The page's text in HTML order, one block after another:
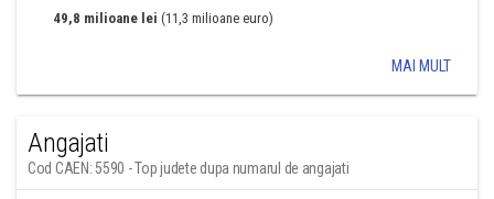
49,8 milioane lei (11,3 milioane euro)
MAI MULT
Angajati
Cod CAEN: 5590 - Top judete dupa numarul de angajati